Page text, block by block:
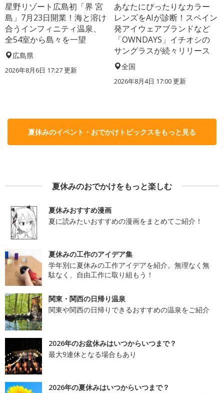
星野リゾート広島初「界 宮
島」7月23日開業！海と溶け
合うインフィニティ温泉、
全54室から島々を一望
広島県
2026年8月6日 17:27更新
あなたにぴったりなカラー
レンズをAIが診断！スペイン
発アイウェアブランドなど
「OWNDAYS」イチオシの
サングラスが続々リリース
全国
2026年8月4日 17:00更新
夏休みのイベント・おでかけトピックスをもっと見る
夏休みのおでかけをもっと楽しむ
夏休みおすすめ漫画
夏に読みたいおすすめの漫画をまとめてご紹介！
夏休みの工作のアイデア集
学年別に夏休みの工作アイデアを紹介。無理なく無
駄なく、自由工作に取り組もう！
関東・関西の日帰り温泉
関東や関西の日帰りできるおすすめの温泉をご紹介
2026年のお盆休みはいつからいつまで？
最大9連休となる場合もあり
2026年の夏休みはいつからいつまで？